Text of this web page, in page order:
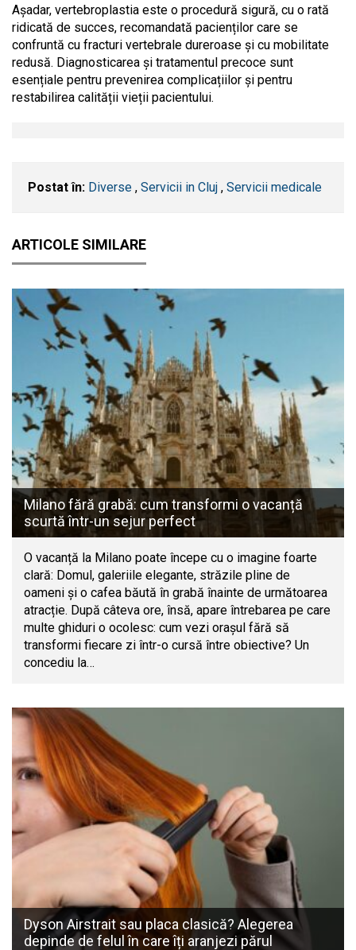
Așadar, vertebroplastia este o procedură sigură, cu o rată
ridicată de succes, recomandată pacienților care se
confruntă cu fracturi vertebrale dureroase și cu mobilitate
redusă. Diagnosticarea și tratamentul precoce sunt
esențiale pentru prevenirea complicațiilor și pentru
restabilirea calității vieții pacientului.
Postat în: Diverse , Servicii in Cluj , Servicii medicale
ARTICOLE SIMILARE
Milano fără grabă: cum transformi o vacanță
scurtă într-un sejur perfect
O vacanță la Milano poate începe cu o imagine foarte
clară: Domul, galeriile elegante, străzile pline de
oameni și o cafea băută în grabă înainte de următoarea
atracție. După câteva ore, însă, apare întrebarea pe care
multe ghiduri o ocolesc: cum vezi orașul fără să
transformi fiecare zi într-o cursă între obiective? Un
concediu la…
Dyson Airstrait sau placa clasică? Alegerea
depinde de felul în care îți aranjezi părul